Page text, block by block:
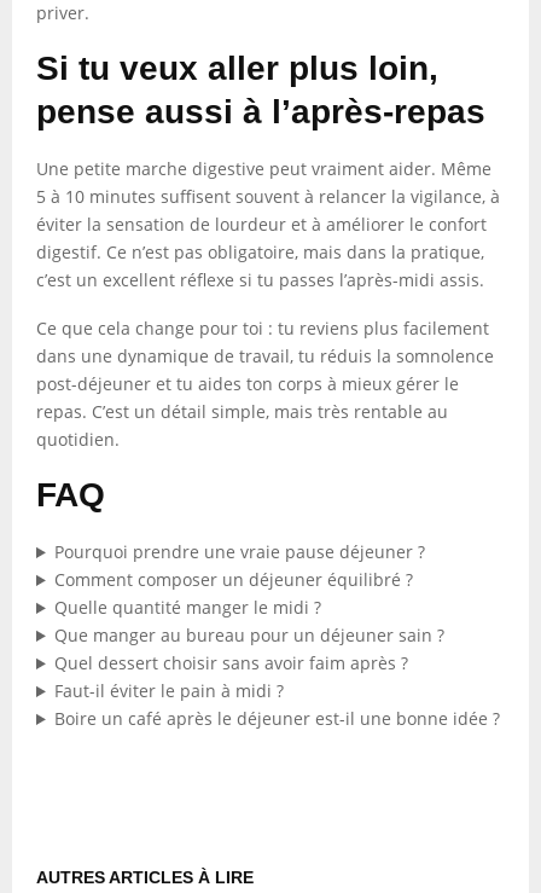
priver.
Si tu veux aller plus loin,
pense aussi à l’après-repas
Une petite marche digestive peut vraiment aider. Même
5 à 10 minutes suffisent souvent à relancer la vigilance, à
éviter la sensation de lourdeur et à améliorer le confort
digestif. Ce n’est pas obligatoire, mais dans la pratique,
c’est un excellent réflexe si tu passes l’après-midi assis.
Ce que cela change pour toi : tu reviens plus facilement
dans une dynamique de travail, tu réduis la somnolence
post-déjeuner et tu aides ton corps à mieux gérer le
repas. C’est un détail simple, mais très rentable au
quotidien.
FAQ
Pourquoi prendre une vraie pause déjeuner ?
Comment composer un déjeuner équilibré ?
Quelle quantité manger le midi ?
Que manger au bureau pour un déjeuner sain ?
Quel dessert choisir sans avoir faim après ?
Faut-il éviter le pain à midi ?
Boire un café après le déjeuner est-il une bonne idée ?
AUTRES ARTICLES À LIRE